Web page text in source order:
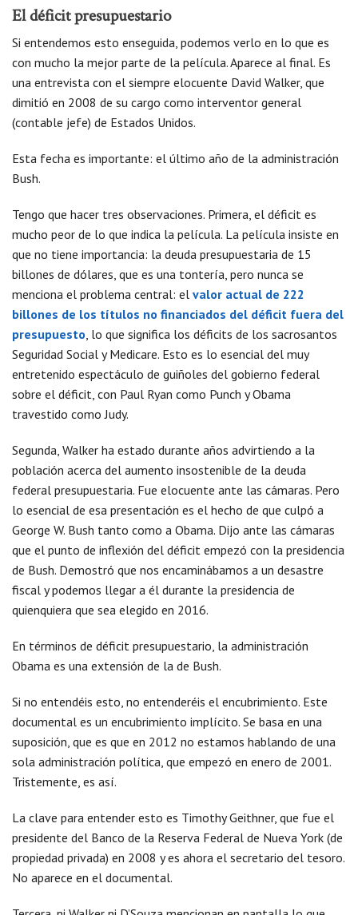
El déficit presupuestario
Si entendemos esto enseguida, podemos verlo en lo que es
con mucho la mejor parte de la película. Aparece al final. Es
una entrevista con el siempre elocuente David Walker, que
dimitió en 2008 de su cargo como interventor general
(contable jefe) de Estados Unidos.
Esta fecha es importante: el último año de la administración
Bush.
Tengo que hacer tres observaciones. Primera, el déficit es
mucho peor de lo que indica la película. La película insiste en
que no tiene importancia: la deuda presupuestaria de 15
billones de dólares, que es una tontería, pero nunca se
menciona el problema central: el valor actual de 222
billones de los títulos no financiados del déficit fuera del
presupuesto, lo que significa los déficits de los sacrosantos
Seguridad Social y Medicare. Esto es lo esencial del muy
entretenido espectáculo de guiñoles del gobierno federal
sobre el déficit, con Paul Ryan como Punch y Obama
travestido como Judy.
Segunda, Walker ha estado durante años advirtiendo a la
población acerca del aumento insostenible de la deuda
federal presupuestaria. Fue elocuente ante las cámaras. Pero
lo esencial de esa presentación es el hecho de que culpó a
George W. Bush tanto como a Obama. Dijo ante las cámaras
que el punto de inflexión del déficit empezó con la presidencia
de Bush. Demostró que nos encaminábamos a un desastre
fiscal y podemos llegar a él durante la presidencia de
quienquiera que sea elegido en 2016.
En términos de déficit presupuestario, la administración
Obama es una extensión de la de Bush.
Si no entendéis esto, no entenderéis el encubrimiento. Este
documental es un encubrimiento implícito. Se basa en una
suposición, que es que en 2012 no estamos hablando de una
sola administración política, que empezó en enero de 2001.
Tristemente, es así.
La clave para entender esto es Timothy Geithner, que fue el
presidente del Banco de la Reserva Federal de Nueva York (de
propiedad privada) en 2008 y es ahora el secretario del tesoro.
No aparece en el documental.